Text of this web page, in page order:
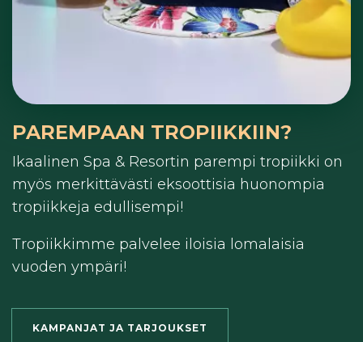
PAREMPAAN TROPIIKKIIN?
Ikaalinen Spa & Resortin parempi tropiikki on
myös merkittävästi eksoottisia huonompia
tropiikkeja edullisempi!
Tropiikkimme palvelee iloisia lomalaisia
vuoden ympäri!
KAMPANJAT JA TARJOUKSET